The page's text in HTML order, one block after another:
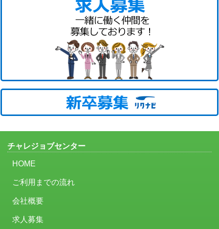
チャレジョブセンター
HOME
ご利用までの流れ
会社概要
求人募集